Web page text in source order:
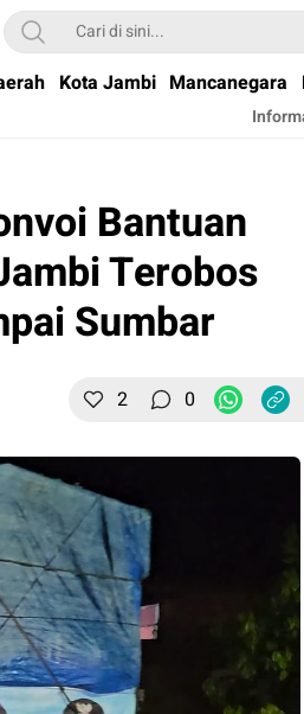
Kota Jambi Mancanegara
Bantuan
Terobos
Sumbar
2 0